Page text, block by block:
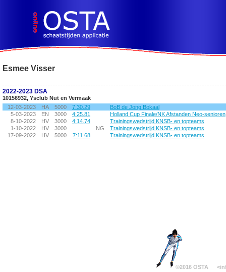
Esmee Visser
2022-2023 DSA
10156932, Ysclub Nut en Vermaak
12-03-2023
HA 5000 7:30.29
BoB de Jong Bokaal
5-03-2023
EN 3000 4:25.81
Holland Cup Finale/NK Afstanden Neo-senioren
8-10-2022
HV 3000 4:14.74
Trainingswedstrijd KNSB- en topteams
1-10-2022
HV 3000 NG
Trainingswedstrijd KNSB- en topteams
17-09-2022
HV 5000 7:11.68 Trainingswedstrijd KNSB- en topteams
©2016 OSTA